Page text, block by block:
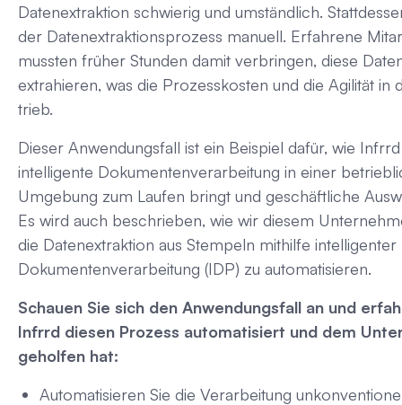
Datenextraktion schwierig und umständlich.
der Datenextraktionsprozess manuell. Erfahrene
mussten früher Stunden damit verbringen, diese
extrahieren, was die Prozesskosten und die Agilität in
trieb.
Dieser Anwendungsfall ist ein Beispiel dafür, wie
intelligente Dokumentenverarbeitung in einer
Umgebung zum Laufen bringt und geschäftliche
Es wird auch beschrieben, wie wir diesem
die Datenextraktion aus Stempeln mithilfe intelligenter
Dokumentenverarbeitung (IDP) zu automatisieren.
Schauen Sie sich den Anwendungsfall an und
Infrrd diesen Prozess automatisiert und dem
geholfen hat:
Automatisieren Sie die Verarbeitung